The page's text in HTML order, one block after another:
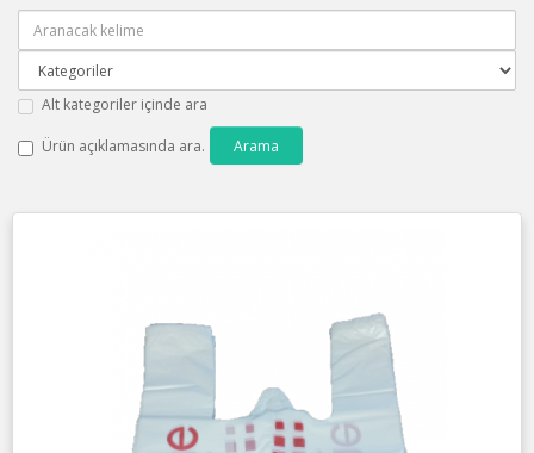
Alt kategoriler içinde ara
Ürün açıklamasında ara.